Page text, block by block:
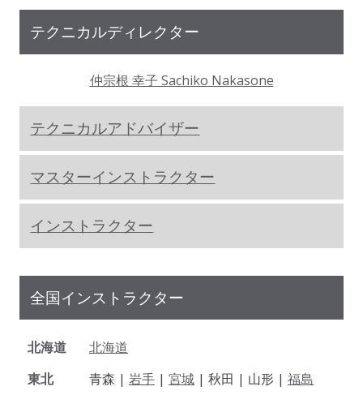
テクニカルディレクター
仲宗根 幸子 Sachiko Nakasone
テクニカルアドバイザー
マスターインストラクター
インストラクター
全国インストラクター
北海道
北海道
東北
青森 | 岩手 | 宮城 | 秋田 | 山形 | 福島